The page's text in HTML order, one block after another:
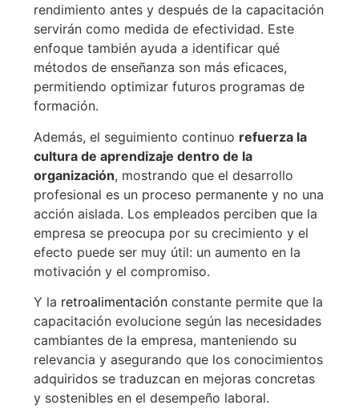
rendimiento antes y después de la capacitación
servirán como medida de efectividad. Este
enfoque también ayuda a identificar qué
métodos de enseñanza son más eficaces,
permitiendo optimizar futuros programas de
formación.
Además, el seguimiento continuo refuerza la
cultura de aprendizaje dentro de la
organización, mostrando que el desarrollo
profesional es un proceso permanente y no una
acción aislada. Los empleados perciben que la
empresa se preocupa por su crecimiento y el
efecto puede ser muy útil: un aumento en la
motivación y el compromiso.
Y la retroalimentación constante permite que la
capacitación evolucione según las necesidades
cambiantes de la empresa, manteniendo su
relevancia y asegurando que los conocimientos
adquiridos se traduzcan en mejoras concretas
y sostenibles en el desempeño laboral.